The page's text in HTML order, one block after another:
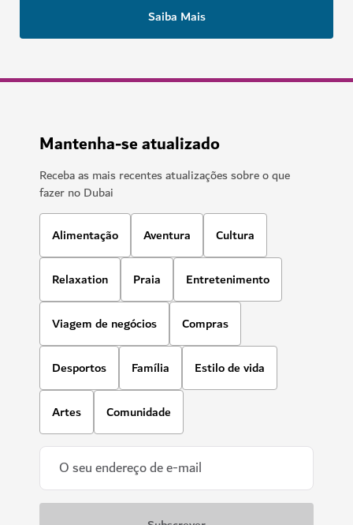
Saiba Mais
Mantenha-se atualizado
Receba as mais recentes atualizações sobre o que
fazer no Dubai
Alimentação Aventura Cultura
Relaxation Praia Entretenimento
Viagem de negócios Compras
Desportos Família Estilo de vida
Artes Comunidade